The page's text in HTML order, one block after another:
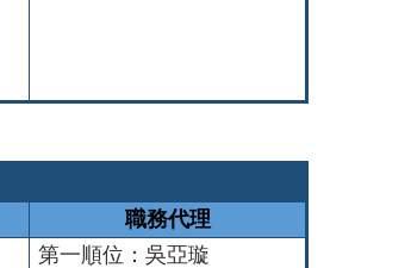
職務代理
第一順位：吳亞璇